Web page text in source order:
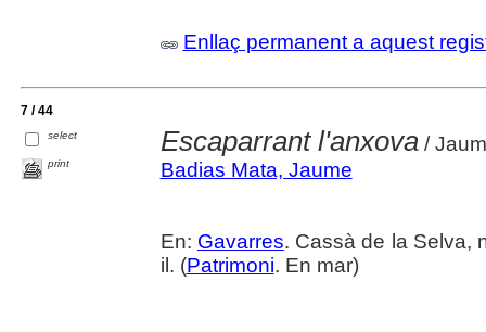
Enllaç permanent a aquest
7 / 44
select
print
Escaparrant l'anxova/
Badias Mata, Jaume
En: Gavarres. Cassà de la Selva,
il. (Patrimoni. En mar)